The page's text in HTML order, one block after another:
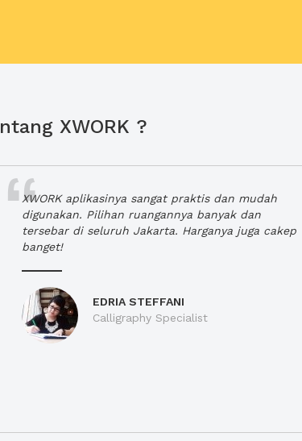
XWORK ?
XWORK aplikasinya sangat praktis dan mudah
digunakan. Pilihan ruangannya banyak dan
tersebar di seluruh Jakarta. Harganya juga cakep
banget!
EDRIA STEFFANI
Calligraphy Specialist